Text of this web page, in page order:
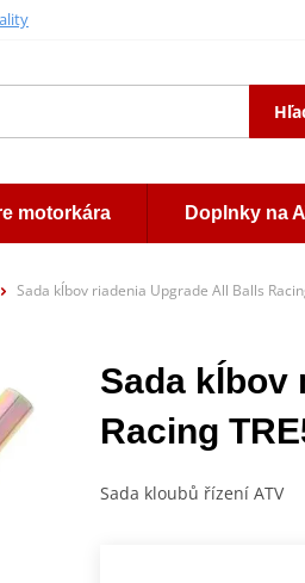
motorkára Doplnky na
Sada kĺbov riadenia Upgrade All Balls
Sada kĺbov
Racing
Sada kloubů řízení ATV